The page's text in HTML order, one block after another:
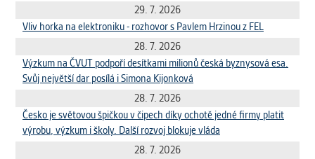
29. 7. 2026
Vliv horka na elektroniku - rozhovor s Pavlem Hrzinou z FEL
28. 7. 2026
Výzkum na ČVUT podpoří desítkami milionů česká byznysová esa.
Svůj největší dar posílá i Simona Kijonková
28. 7. 2026
Česko je světovou špičkou v čipech díky ochotě jedné firmy platit
výrobu, výzkum i školy. Další rozvoj blokuje vláda
28. 7. 2026